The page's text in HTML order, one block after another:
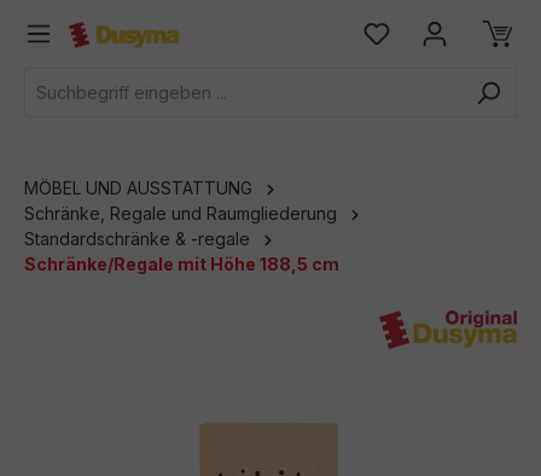
springen
MÖBEL UND AUSSTATTUNG
Schränke, Regale und Raumgliederung
Standardschränke & -regale
Schränke/Regale mit Höhe 188,5 cm
Bildergalerie überspringen